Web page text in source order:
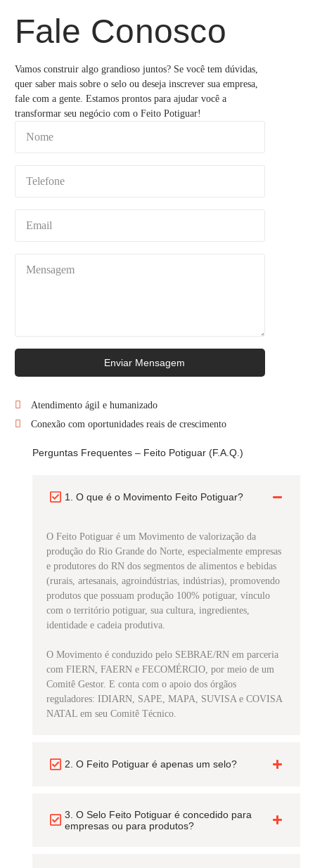
Fale Conosco
Vamos construir algo grandioso juntos? Se você tem dúvidas,
quer saber mais sobre o selo ou deseja inscrever sua empresa,
fale com a gente. Estamos prontos para ajudar você a
transformar seu negócio com o Feito Potiguar!
Enviar Mensagem
Atendimento ágil e humanizado
Conexão com oportunidades reais de crescimento
Perguntas Frequentes – Feito Potiguar (F.A.Q.)
1. O que é o Movimento Feito Potiguar?
O Feito Potiguar é um Movimento de valorização da
produção do Rio Grande do Norte, especialmente empresas
e produtores do RN dos segmentos de alimentos e bebidas
(rurais, artesanais, agroindústrias, indústrias), promovendo
produtos que possuam produção 100% potiguar, vínculo
com o território potiguar, sua cultura, ingredientes,
identidade e cadeia produtiva.
O Movimento é conduzido pelo SEBRAE/RN em parceria
com FIERN, FAERN e FECOMÉRCIO, por meio de um
Comitê Gestor. E conta com o apoio dos órgãos
reguladores: IDIARN, SAPE, MAPA, SUVISA e COVISA
NATAL em seu Comitê Técnico.
2. O Feito Potiguar é apenas um selo?
3. O Selo Feito Potiguar é concedido para
empresas ou para produtos?